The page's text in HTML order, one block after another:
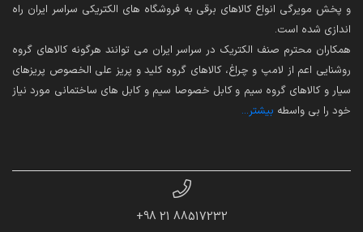
و پخش مویرگی انواع کالاهای برقی به فروشگاه های الکتریکی سراسر ایران راه
اندازی شده است.
همکاران محترم صنف الکتریک در سراسر ایران می توانند هرگونه کالاهای گروه
روشنایی اعم از لامپ و چراغ، کالاهای گروه کلید و پریز علی الخصوص پریزهای
سیار و کالاهای گروه سیم و کابل خصوصا سیم و کابل های ساختمانی مورد نیاز
خود را بی واسطه بیشتر...
88517232 21 98+